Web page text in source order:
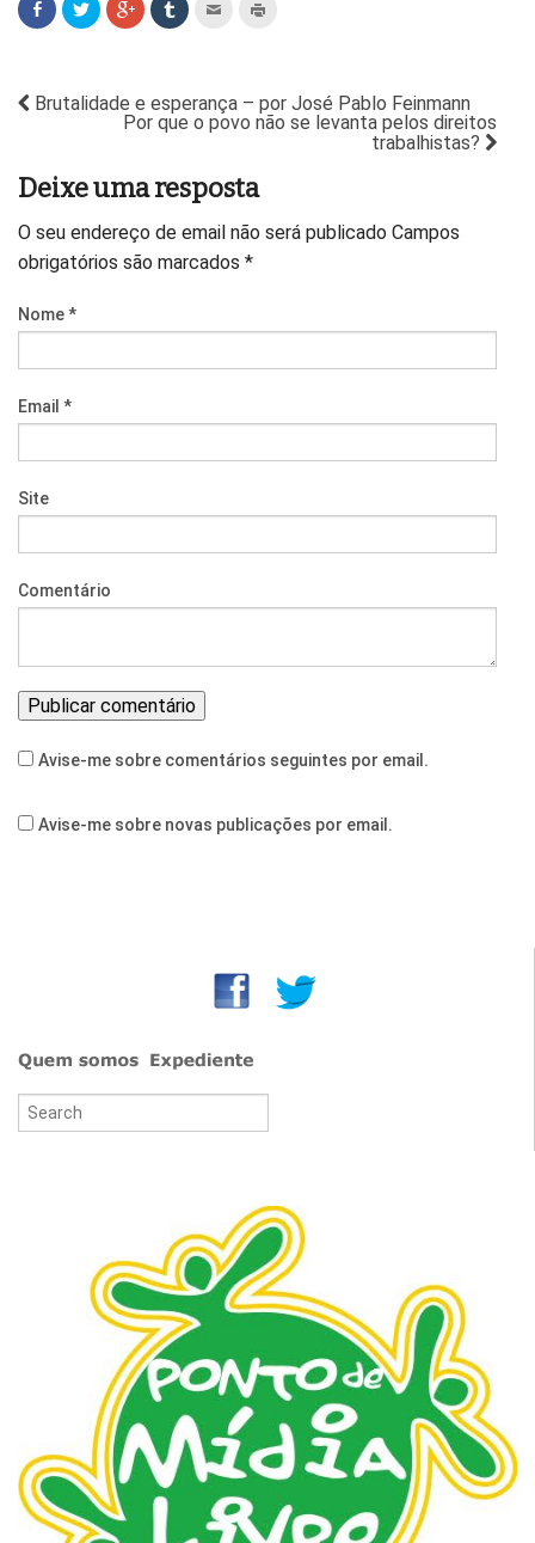
Brutalidade e esperança – por José Pablo Feinmann
Por que o povo não se levanta pelos direitos
trabalhistas?
Deixe uma resposta
O seu endereço de email não será publicado Campos
obrigatórios são marcados *
Nome*
Email *
Site
Comentário
Avise-me sobre comentários seguintes por email.
Avise-me sobre novas publicações por email.